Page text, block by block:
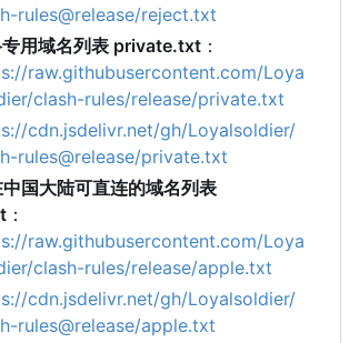
rules@release/reject.txt
用域名列表 private.txt ：
raw.githubusercontent.com/Loya
clash-rules/release/private.txt
cdn.jsdelivr.net/gh/Loyalsoldier/
rules@release/private.txt
国大陆可直连的域名列表
：
raw.githubusercontent.com/Loya
clash-rules/release/apple.txt
cdn.jsdelivr.net/gh/Loyalsoldier/
rules@release/apple.txt